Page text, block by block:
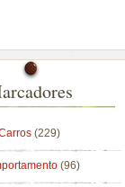
(229)
(96)